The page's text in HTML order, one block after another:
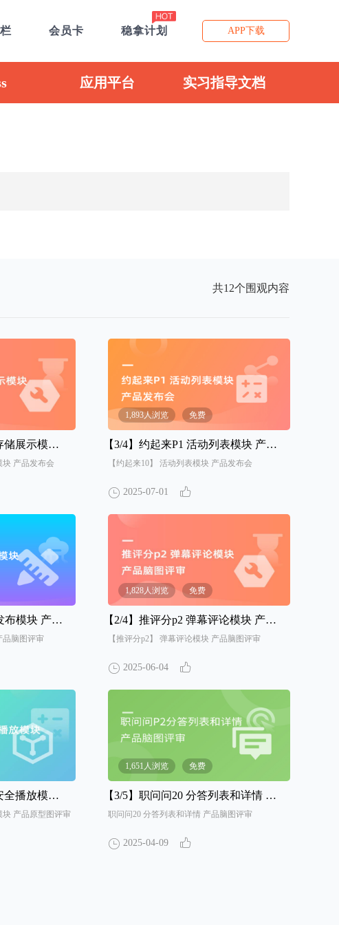
会员卡 稳拿计划 APP下载
应用平台 实习指导文档
共12个围观内容
块 产品发布会
块 产品发布会
1,893人浏览 免费
【3/4】 约起来P1 活动列表模块 产品发布会
【约起来10】 活动列表模块 产品发布会
2025-07-01
产品脑图评审
品脑图评审
1,828人浏览 免费
【2/4】 推评分p2 弹幕评论模块 产品脑图评审
【推评分p2】 弹幕评论模块 产品脑图评审
2025-06-04
产品原型图评审
块 产品原型图评审
1,651人浏览 免费
【3/5】 职问问20 分答列表和详情 产品脑图评审
职问问20 分答列表和详情 产品脑图评审
2025-04-09